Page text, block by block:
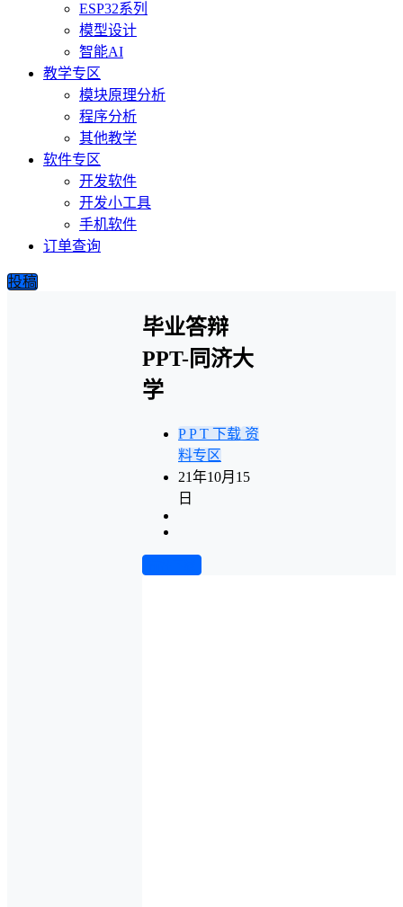
ESP32系列
模型设计
智能AI
教学专区
模块原理分析
程序分析
其他教学
软件专区
开发软件
开发小工具
手机软件
订单查询
投稿
毕业答辩
PPT-同济大
学
P P T 下载 资
料专区
21年10月15
日